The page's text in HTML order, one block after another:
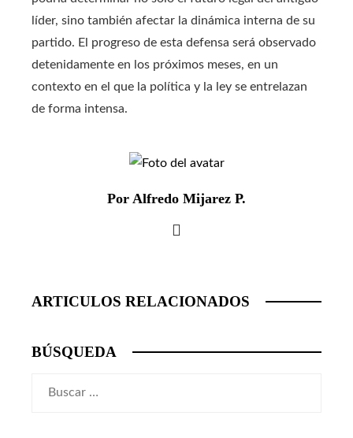
líder, sino también afectar la dinámica interna de su
partido. El progreso de esta defensa será observado
detenidamente en los próximos meses, en un
contexto en el que la política y la ley se entrelazan
de forma intensa.
Por Alfredo Mijarez P.
ARTICULOS RELACIONADOS
BÚSQUEDA